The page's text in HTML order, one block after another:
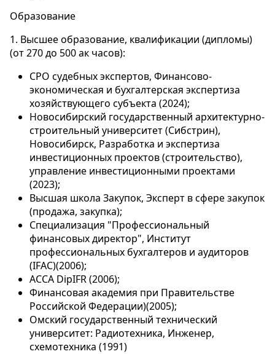
Образование
1. Высшее образование, квалификации (дипломы)
(от 270 до 500 ак часов):
СРО судебных экспертов, Финансово-
экономическая и бухгалтерская экспертиза
хозяйствующего субъекта (2024);
Новосибирский государственный архитектурно-
строительный университет (Сибстрин),
Новосибирск, Разработка и экспертиза
инвестиционных проектов (строительство),
управление инвестиционными проектами
(2023);
Высшая школа Закупок, Эксперт в сфере закупок
(продажа, закупка);
Специализация "Профессиональный
финансовых директор", Институт
профессиональных бухгалтеров и аудиторов
(IFAC)(2006);
АССА DipIFR (2006);
Финансовая академия при Правительстве
Российской Федерации)(2005);
Омский государственный технический
университет: Радиотехника, Инженер,
схемотехника (1991)